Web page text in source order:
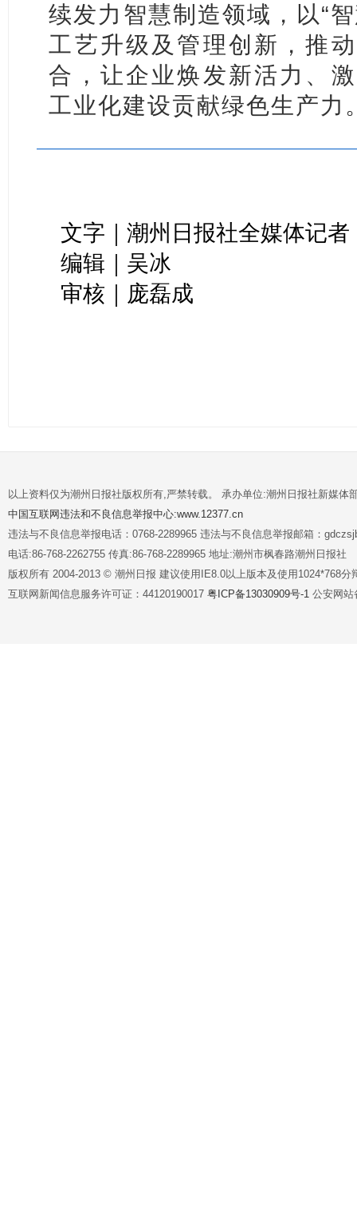
续发力智慧制造领域，以“
工艺升级及管理创新，推
合，让企业焕发新活力、
工业化建设贡献绿色生产力
文字｜潮州日报社全媒体记
编辑｜吴冰
审核｜庞磊成
以上资料仅为潮州日报社版权所有,严禁转载。 承办单位:潮州日报社新媒体
中国互联网违法和不良信息举报中心:www.12377.cn
违法与不良信息举报电话：0768-2289965 违法与不良信息举报邮箱：
电话:86-768-2262755 传真:86-768-2289965 地址:潮州市枫春路潮州日报社
版权所有 2004-2013 © 潮州日报 建议使用IE8.0以上版本及使用1024*768分
互联网新闻信息服务许可证：44120190017 粤ICP备13030909号-1 公安网站